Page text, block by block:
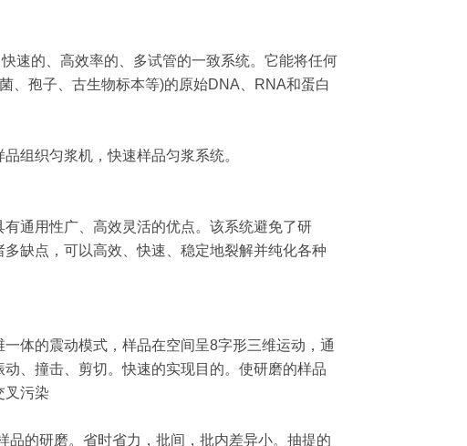
速的、高效率的、多试管的一致系统。它能将任何
、孢子、古生物标本等)的原始DNA、RNA和蛋白
组织匀浆机，快速样品匀浆系统。
通用性广、高效灵活的优点。该系统避免了研
缺点，可以高效、快速、稳定地裂解并纯化各种
体的震动模式，样品在空间呈8字形三维运动，通
、撞击、剪切。快速的实现目的。使研磨的样品
叉污染
的研磨。省时省力，批间，批内差异小。抽提的